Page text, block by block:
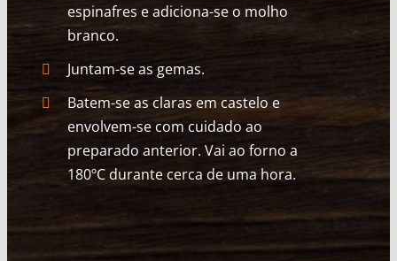
espinafres e adiciona-se o molho
branco.
Juntam-se as gemas.
Batem-se as claras em castelo e
envolvem-se com cuidado ao
preparado anterior. Vai ao forno a
180ºC durante cerca de uma hora.